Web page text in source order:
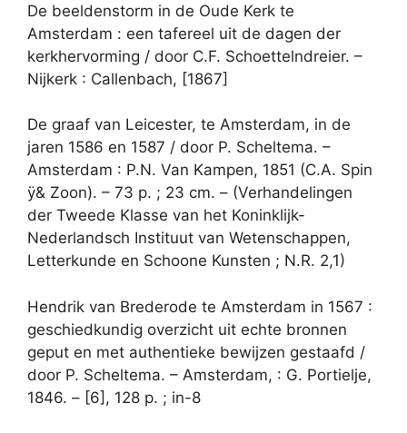
De beeldenstorm in de Oude Kerk te
Amsterdam : een tafereel uit de dagen der
kerkhervorming / door C.F. Schoettelndreier. –
Nijkerk : Callenbach, [1867]
De graaf van Leicester, te Amsterdam, in de
jaren 1586 en 1587 / door P. Scheltema. –
Amsterdam : P.N. Van Kampen, 1851 (C.A. Spin
ÿ& Zoon). – 73 p. ; 23 cm. – (Verhandelingen
der Tweede Klasse van het Koninklijk-
Nederlandsch Instituut van Wetenschappen,
Letterkunde en Schoone Kunsten ; N.R. 2,1)
Hendrik van Brederode te Amsterdam in 1567 :
geschiedkundig overzicht uit echte bronnen
geput en met authentieke bewijzen gestaafd /
door P. Scheltema. – Amsterdam, : G. Portielje,
1846. – [6], 128 p. ; in-8